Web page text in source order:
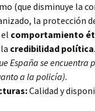
(que disminuye la
la protección
comportamiento
credibilidad política.
España se encuentra
a la policía).
Calidad y